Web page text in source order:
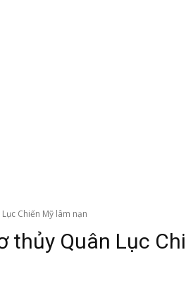
Chiến Mỹ lâm nạn
thủy Quân Lục